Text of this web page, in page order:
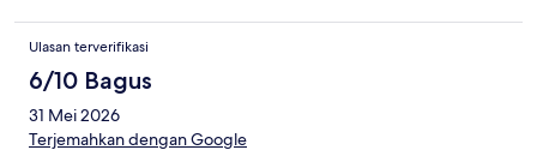
Ulasan terverifikasi
6/10 Bagus
31 Mei 2026
Terjemahkan dengan Google